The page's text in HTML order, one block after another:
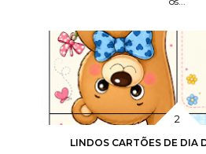
LINDOS CARTÕES DE DIA